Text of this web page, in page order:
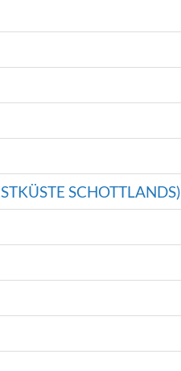
SCHOTTLANDS)